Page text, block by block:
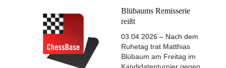
Blübaums Remisserie
reißt
03.04.2026 – Nach dem
Ruhetag trat Matthias
Blübaum am Freitag im